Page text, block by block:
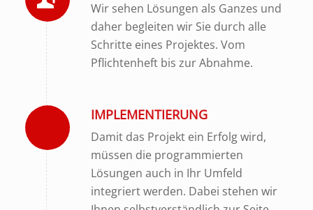
Wir sehen Lösungen als Ganzes und
daher begleiten wir Sie durch alle
Schritte eines Projektes. Vom
Pflichtenheft bis zur Abnahme.
IMPLEMENTIERUNG
Damit das Projekt ein Erfolg wird,
müssen die programmierten
Lösungen auch in Ihr Umfeld
integriert werden. Dabei stehen wir